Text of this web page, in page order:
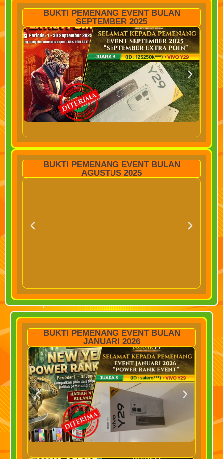
BUKTI PEMENANG EVENT BULAN
SEPTEMBER 2025
BUKTI PEMENANG EVENT BULAN
AGUSTUS 2025
BUKTI PEMENANG EVENT BULAN
JANUARI 2026